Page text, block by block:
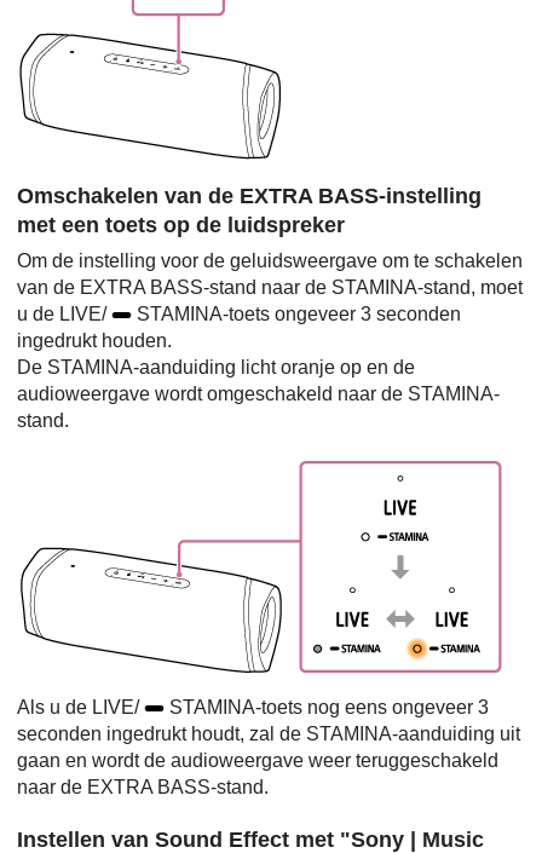
Omschakelen van de EXTRA BASS-instelling
met een toets op de luidspreker
Om de instelling voor de geluidsweergave om te schakelen
van de EXTRA BASS-stand naar de STAMINA-stand, moet
u de LIVE/
STAMINA-toets ongeveer 3 seconden
ingedrukt houden.
De STAMINA-aanduiding licht oranje op en de
audioweergave wordt omgeschakeld naar de STAMINA-
stand.
Als u de LIVE/
STAMINA-toets nog eens ongeveer 3
seconden ingedrukt houdt, zal de STAMINA-aanduiding uit
gaan en wordt de audioweergave weer teruggeschakeld
naar de EXTRA BASS-stand.
Instellen van Sound Effect met "Sony | Music